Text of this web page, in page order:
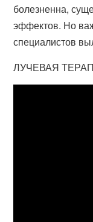
болезненна,
эффектов. Но
специалистов
ЛУЧЕВАЯ